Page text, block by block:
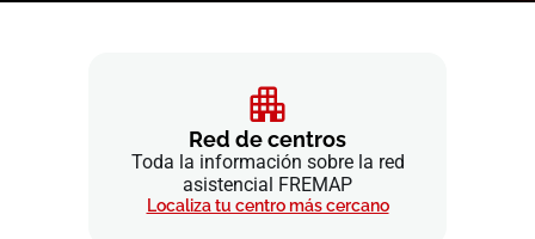
Red de centros
Toda la información sobre la red
asistencial FREMAP
Localiza tu centro más cercano